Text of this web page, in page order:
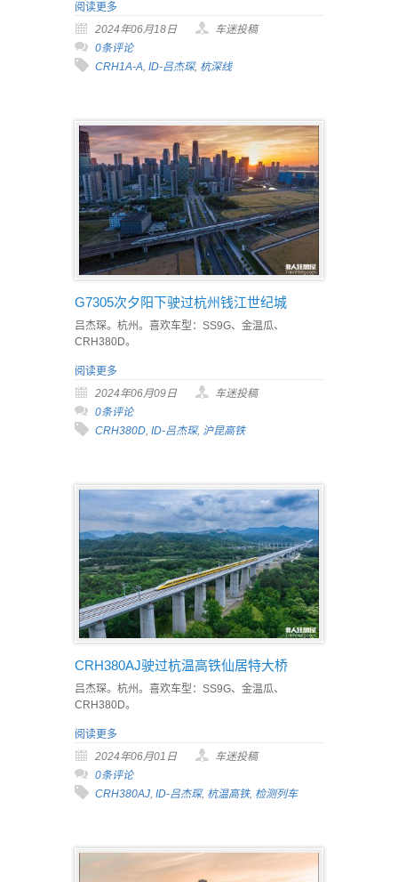
阅读更多
2024年06月18日
车迷投稿
0条评论
CRH1A-A, ID-吕杰琛, 杭深线
G7305次夕阳下驶过杭州钱江世纪城
吕杰琛。杭州。喜欢车型：SS9G、金温瓜、
CRH380D。
阅读更多
2024年06月09日
车迷投稿
0条评论
CRH380D ID-吕杰琛, 沪昆高铁
CRH380AJ驶过杭温高铁仙居特大桥
吕杰琛。杭州。喜欢车型：SS9G、金温瓜、
CRH380D。
阅读更多
2024年06月01日
车迷投稿
0条评论
CRH380AJ, ID-吕杰琛, 杭温高铁, 检测列车